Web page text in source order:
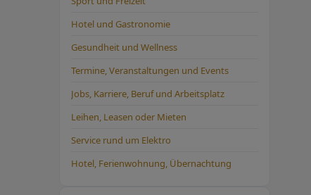
Hotel und Gastronomie
Gesundheit und Wellness
Termine, Veranstaltungen und Events
Jobs, Karriere, Beruf und Arbeitsplatz
Leihen, Leasen oder Mieten
Service rund um Elektro
Hotel, Ferienwohnung, Übernachtung